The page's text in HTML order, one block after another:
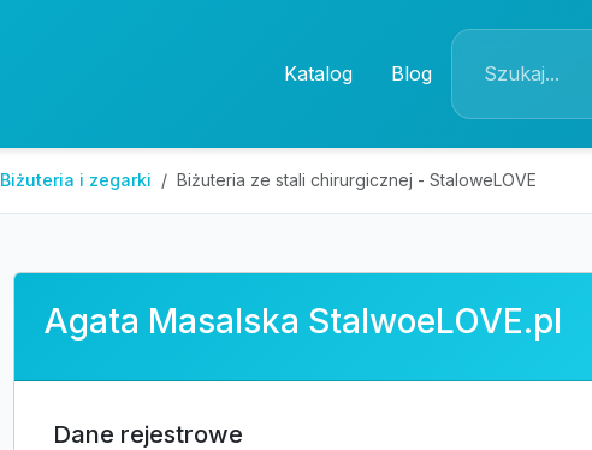
Katalog Blog
Biżuteria i zegarki Biżuteria ze stali chirurgicznej - StaloweLOVE
Agata Masalska StalwoeLOVE.pl
Dane rejestrowe